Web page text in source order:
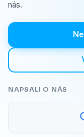
nás.
NAPSALI O NÁS